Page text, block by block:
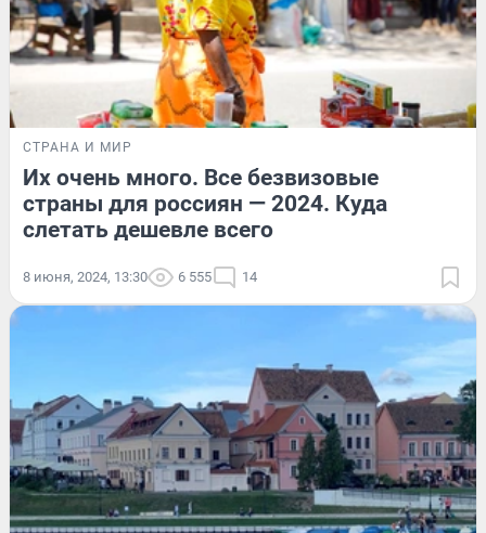
СТРАНА И МИР
Их очень много. Все безвизовые
страны для россиян — 2024. Куда
слетать дешевле всего
8 июня, 2024, 13:30 6 555 14